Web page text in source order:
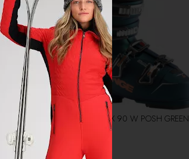
Lyžařky Lange LX 90 W POSH GREEN
-30%